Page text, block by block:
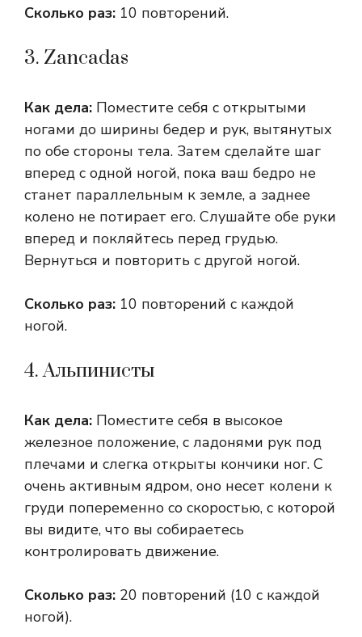
Сколько раз: 10 повторений.
3. Zancadas
Как дела: Поместите себя с открытыми
ногами до ширины бедер и рук, вытянутых
по обе стороны тела. Затем сделайте шаг
вперед с одной ногой, пока ваш бедро не
станет параллельным к земле, а заднее
колено не потирает его. Слушайте обе руки
вперед и покляйтесь перед грудью.
Вернуться и повторить с другой ногой.
Сколько раз: 10 повторений с каждой
ногой.
4. Альпинисты
Как дела: Поместите себя в высокое
железное положение, с ладонями рук под
плечами и слегка открыты кончики ног. С
очень активным ядром, оно несет колени к
груди попеременно со скоростью, с которой
вы видите, что вы собираетесь
контролировать движение.
Сколько раз: 20 повторений (10 с каждой
ногой).